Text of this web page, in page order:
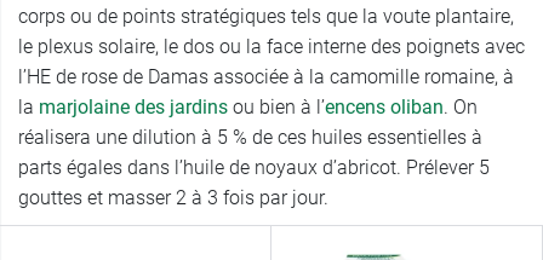
corps ou de points stratégiques tels que la voute plantaire,
le plexus solaire, le dos ou la face interne des poignets avec
l’HE de rose de Damas associée à la camomille romaine, à
la marjolaine des jardins ou bien à l’encens oliban. On
réalisera une dilution à 5 % de ces huiles essentielles à
parts égales dans l’huile de noyaux d’abricot. Prélever 5
gouttes et masser 2 à 3 fois par jour.